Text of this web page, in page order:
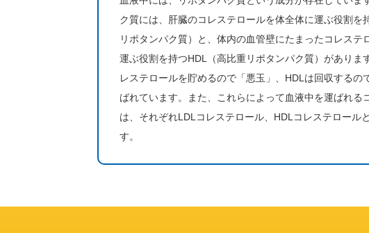
ク質には、肝臓のコレステロールを体全体に運ぶ役割を
リポタンパク質）と、体内の血管壁にたまったコレステ
運ぶ役割を持つHDL（高比重リポタンパク質）がありま
レステロールを貯めるので「悪玉」、HDLは回収するの
ばれています。また、これらによって血液中を運ばれる
は、それぞれLDLコレステロール、HDLコレステロール
す。